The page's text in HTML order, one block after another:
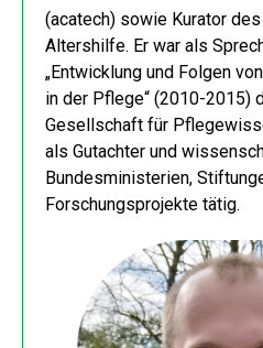
(acatech) sowie Kurator
Altershilfe. Er war als
„Entwicklung und Folgen
in der Pflege“ (2010-2015)
Gesellschaft für
als Gutachter und
Bundesministerien,
Forschungsprojekte tätig.